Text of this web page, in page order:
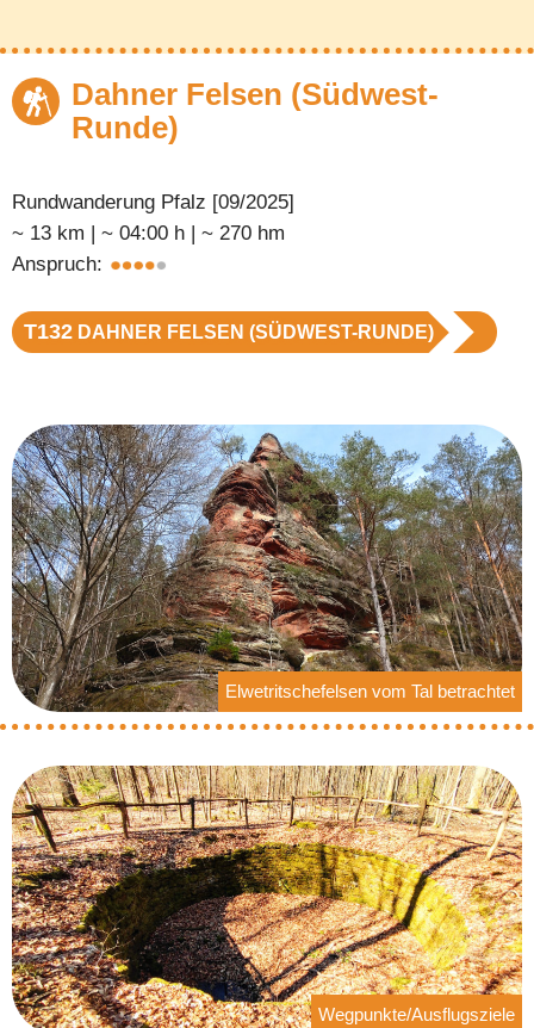
Dahner Felsen (Südwest-
Runde)
Rundwanderung Pfalz [09/2025]
~ 13 km | ~ 04:00 h | ~ 270 hm
Anspruch:
T132 DAHNER FELSEN (SÜDWEST-RUNDE)
Elwetritschefelsen vom Tal betrachtet
Wegpunkte/Ausflugsziele